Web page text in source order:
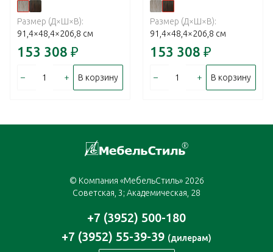
Размер (Д×Ш×В):
91,4×48,4×206,8 см
153 308 ₽
– + В корзину
Размер (Д×Ш×В):
91,4×48,4×206,8 см
153 308 ₽
– + В корзину
© Компания «МебельСтиль» 2026
Советская, 3; Академическая, 28
+7 (3952) 500-180
+7 (3952) 55-39-39 (дилерам)